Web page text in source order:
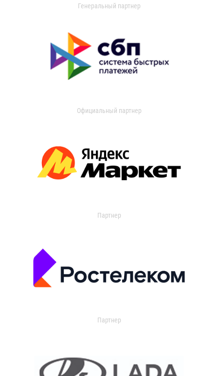
Генеральный партнер
Официальный партнер
Партнер
Партнер